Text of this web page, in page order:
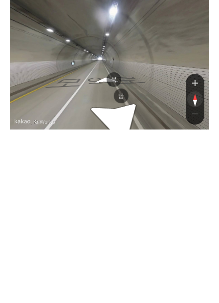
모악로
모악로
북
남
, KnWorks